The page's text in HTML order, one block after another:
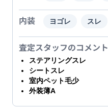
内装 ヨゴレ スレ
査定スタッフのコメント
ステアリングスレ
シートスレ
室内ペット毛少
外装薄A